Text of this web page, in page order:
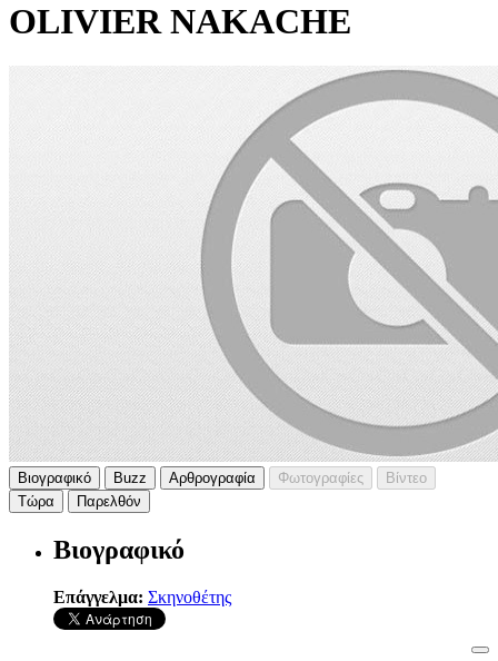
OLIVIER NAKACHE
Βιογραφικό Buzz Αρθρογραφία Φωτογραφίες
Βίντεο
Τώρα
Παρελθόν
Βιογραφικό
Επάγγελμα: Σκηνοθέτης